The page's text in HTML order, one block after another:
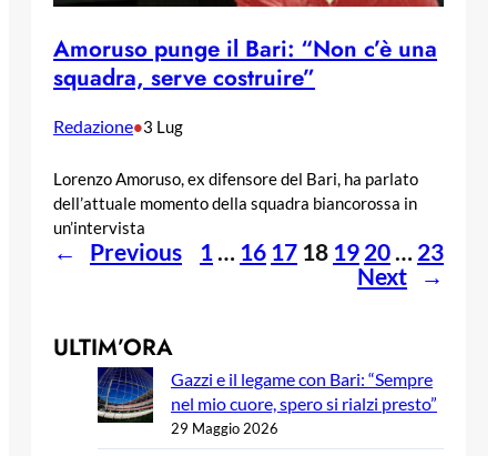
Amoruso punge il Bari: “Non c’è una
squadra, serve costruire”
Redazione•3 Lug
Lorenzo Amoruso, ex difensore del Bari, ha parlato
dell’attuale momento della squadra biancorossa in
un’intervista
← Previous 1 … 16 17 18 19 20 … 23
Next
→
ULTIM’ORA
Gazzi e il legame con Bari: “Sempre
nel mio cuore, spero si rialzi presto”
29 Maggio 2026